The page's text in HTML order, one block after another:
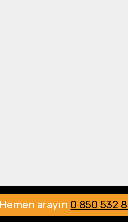
Hemen arayın 0 850 532